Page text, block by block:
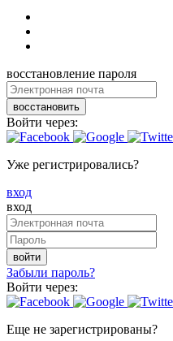
восстановление пароля
восстановить
Войти через:
Уже регистрировались?
вход
вход
войти
Забыли пароль?
Войти через:
Еще не зарегистрированы?